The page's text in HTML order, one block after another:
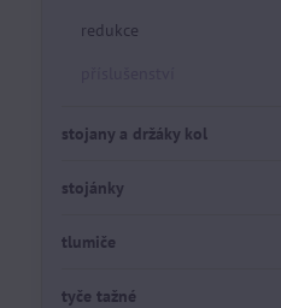
redukce
stojany a držáky kol
stojánky
tlumiče
tyče tažné